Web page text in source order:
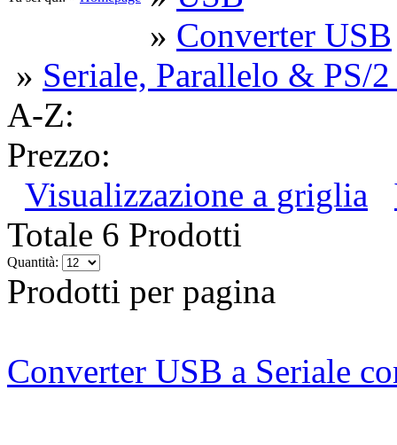
» Converter USB
» Seriale, Parallelo & PS/
A-Z:
Prezzo:
Visualizzazione a griglia
Totale 6 Prodotti
Quantità:
Prodotti per pagina
Converter USB a Seriale